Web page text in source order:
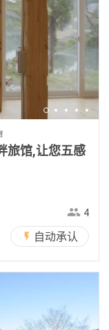
旅馆,让您五感
4
自动承认